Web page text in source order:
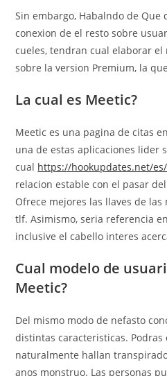
Sin embargo, Habalndo de
conexion de el resto sobre
cueles, tendran cual elaborar
sobre la version Premium, la
La cual es Meetic?
Meetic es una pagina de citas
una de estas aplicaciones lider
cual https://hookupdates.net/
relacion estable con el pasar
Ofrece mejores las llaves de
tlf. Asimismo, seri­a referencia
inclusive el cabello interes
Cual modelo de
Meetic?
Del mismo modo de nefasto
distintas caracteristicas.
naturalmente hallan
anos monstruo. Las personas